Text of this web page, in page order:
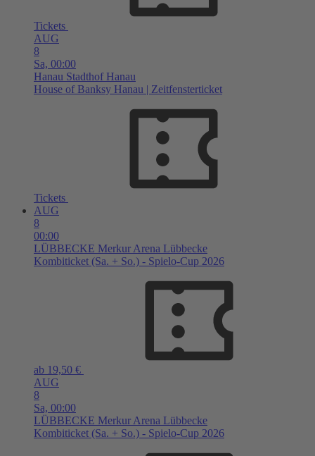
Tickets
AUG
8
Sa, 00:00
Hanau Stadthof Hanau
House of Banksy Hanau | Zeitfensterticket
Tickets
AUG
8
00:00
LÜBBECKE Merkur Arena Lübbecke
Kombiticket (Sa. + So.) - Spielo-Cup 2026
ab 19,50 €
AUG
8
Sa, 00:00
LÜBBECKE Merkur Arena Lübbecke
Kombiticket (Sa. + So.) - Spielo-Cup 2026